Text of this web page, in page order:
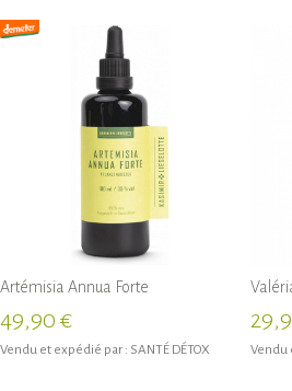
trouverez une rubrique importante sur ses
Depuis 2003 nous appliquons sa méthode et
résultats sont spectaculaires. Nous remercions
consacré sa vie à ses recherches.
Artémisia Annua Forte
49,90 €
Vendu et expédié par : SANTÉ DÉTOX Vendu